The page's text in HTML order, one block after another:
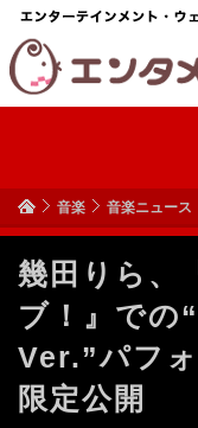
音楽 音楽ニュース
幾田りら、
ブ！』での
Ver.”パフ
限定公開